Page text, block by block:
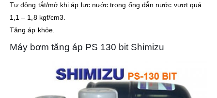
Tự động tắt/mở khi áp lực nước trong ống dẫn nước vượt quá
1,1 – 1,8 kgf/cm3.
Tăng áp khỏe.
Máy bơm tăng áp PS 130 bit Shimizu